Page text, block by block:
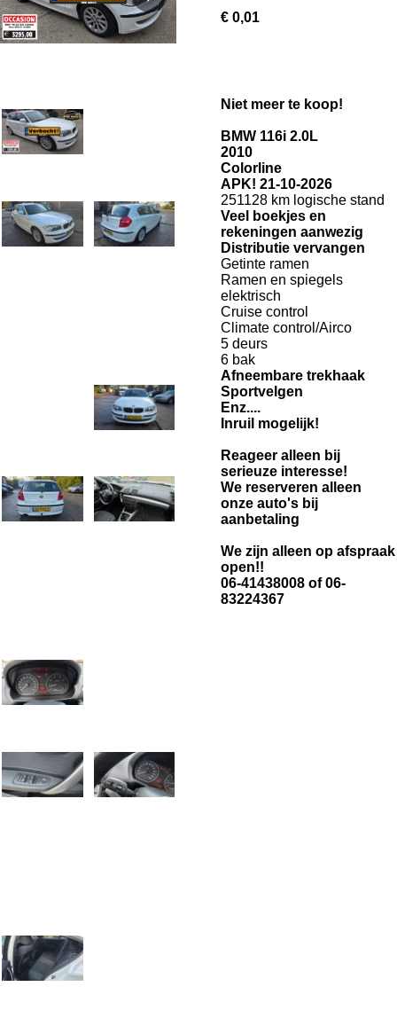
€ 0,01
Niet meer te koop!
BMW 116i 2.0L
2010
Colorline
APK! 21-10-2026
251128 km logische stand
Veel boekjes en
rekeningen aanwezig
Distributie vervangen
Getinte ramen
Ramen en spiegels
elektrisch
Cruise control
Climate control/Airco
5 deurs
6 bak
Afneembare trekhaak
Sportvelgen
Enz....
Inruil mogelijk!
Reageer alleen bij
serieuze interesse!
We reserveren alleen
onze auto's bij
aanbetaling
We zijn alleen op afspraak
open!!
06-41438008 of 06-
83224367